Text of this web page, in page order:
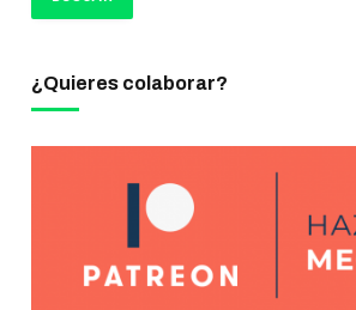
¿Quieres colaborar?